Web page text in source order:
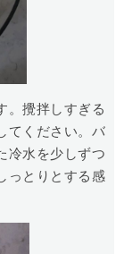
。攪拌しすぎる
てください。バ
冷水を少しずつ
っとりとする感